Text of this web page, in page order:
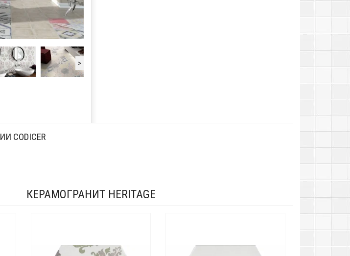
>
CODICER
КЕРАМОГРАНИТ HERITAGE